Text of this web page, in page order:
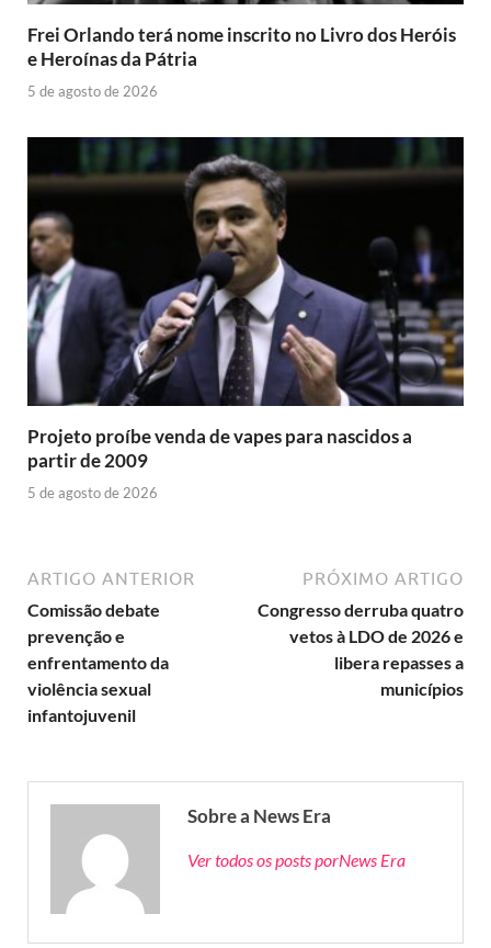
Frei Orlando terá nome inscrito no Livro dos Heróis
e Heroínas da Pátria
5 de agosto de 2026
Projeto proíbe venda de vapes para nascidos a
partir de 2009
5 de agosto de 2026
ARTIGO ANTERIOR
Comissão debate
prevenção e
enfrentamento da
violência sexual
infantojuvenil
PRÓXIMO ARTIGO
Congresso derruba quatro
vetos à LDO de 2026 e
libera repasses a
municípios
Sobre a News Era
Ver todos os posts porNews Era